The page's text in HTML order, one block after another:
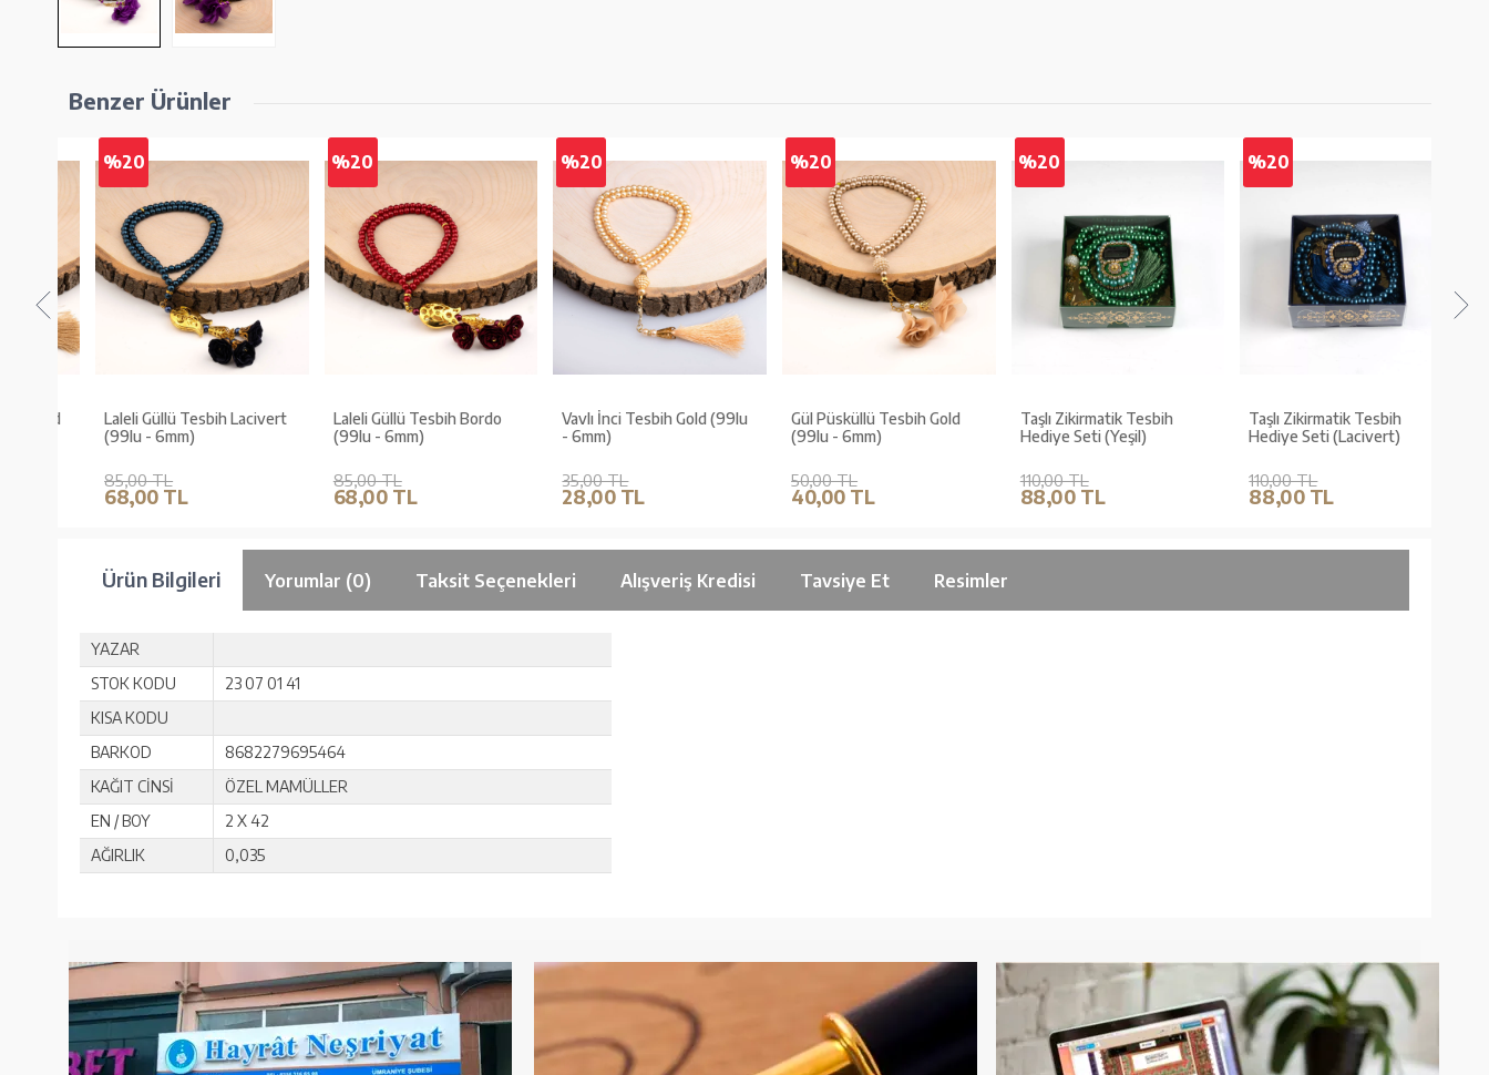
Benzer Ürünler
%20
Laleli Güllü Tesbih Lacivert
(99lu - 6mm)
85,00 TL
68,00 TL
%20
Laleli Güllü Tesbih Bordo
(99lu - 6mm)
85,00 TL
68,00 TL
%20
Vavlı İnci Tesbih Gold (99lu
- 6mm)
35,00 TL
28,00 TL
%20
Gül Püsküllü Tesbih Gold
(99lu - 6mm)
50,00 TL
40,00 TL
%20
Taşlı Zikirmatik Tesbih
Hediye Seti (Yeşil)
110,00 TL
88,00 TL
%20
Taşlı Zikirmatik Tesbih
Hediye Seti (Lacivert)
110,00 TL
88,00 TL
Ürün Bilgileri Yorumlar (0) Taksit Seçenekleri Alışveriş Kredisi Tavsiye Et Resimler
YAZAR
STOK KODU
23 07 01 41
KISA KODU
BARKOD
8682279695464
KAĞIT CİNSİ
ÖZEL MAMÜLLER
EN / BOY
2 X 42
AĞIRLIK
0,035